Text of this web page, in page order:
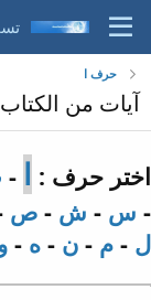
حرف ا
آيات من
اختر حرف : ا -
- س - ش - ص
ل - م - ن - ه -